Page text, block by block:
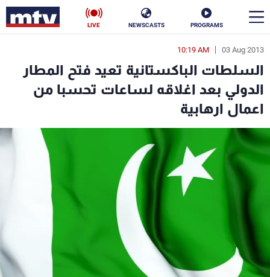
PROGRAMS
NEWSCASTS
LIVE
03 Aug 2013
10:19 AM
السلطات الباكستانية تعيد فتح المطار
الدولي بعد اغلاقه لساعات تحسبا من
اعمال ارهابية
en
الأخبار
سياسة
إقتصاد
منوعات رياضة
البرامج
جدول البرامج